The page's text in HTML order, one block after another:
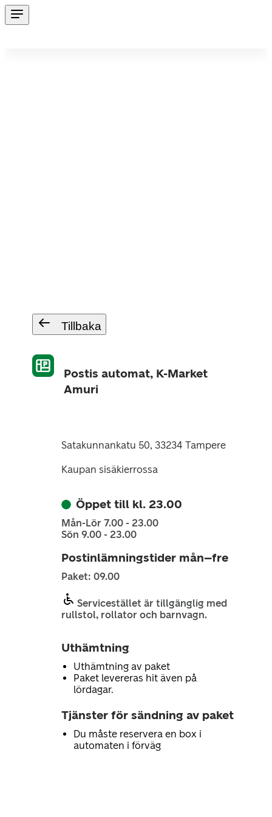
Tillbaka
Postis automat, K-Market
Amuri
Satakunnankatu 50, 33234 Tampere
Kaupan sisäkierrossa
Öppet till kl. 23.00
Mån-Lör 7.00 - 23.00
Sön 9.00 - 23.00
Postinlämningstider mån–fre
Paket: 09.00
Servicestället är tillgänglig med
rullstol, rollator och barnvagn.
Uthämtning
Uthämtning av paket
Paket levereras hit även på
lördagar.
Tjänster för sändning av paket
Du måste reservera en box i
automaten i förväg